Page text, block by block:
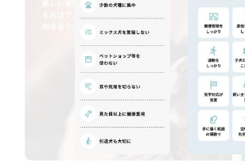
だからこそ、私たちは正しい情報と安心し
供すべきだと考えています。
ゃんを家族のように愛する「優良ブリーダ
厳しい基準で厳選し、その評価基準や評価
しています。これにより、消費者の皆様が
リーダーを選べる環境を整えています。
そして、消費者の皆様が正しい情報をもと
を求めることで、ワンちゃんを家族のよう
ーダーが増え、営利優先の「悪徳ブリーダ
される社会を目指しています。目の前の子